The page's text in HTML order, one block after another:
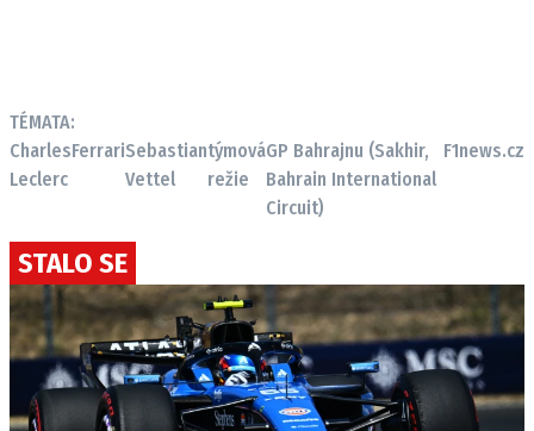
TÉMATA:
Charles
Leclerc
FerrariSebastian
Vettel
týmová
režie
GP Bahrajnu (Sakhir,
Bahrain International
Circuit)
F1news.cz
STALO SE